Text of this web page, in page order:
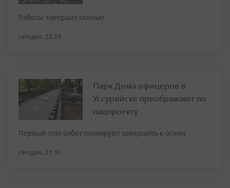
Работы завершат осенью
сегодня, 22:29
Парк Дома офицеров в
Уссурийске преображают по
нацпроекту
Первый этап работ планируют завершить к осени
сегодня, 21:32